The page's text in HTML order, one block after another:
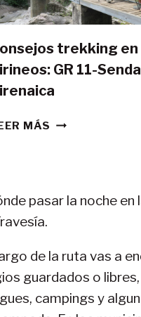
CAMPAÑA?
trekking en
GR 11-Senda
MÁS CONSEJOS
11-
pasar la noche en
de la ruta vas a
guardados o libres,
campings y